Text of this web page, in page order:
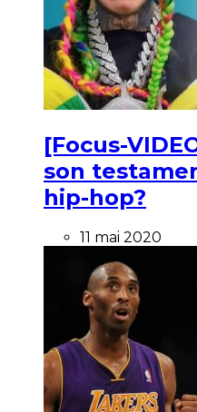
[Focus-
son
hip-hop?
11 mai 2020